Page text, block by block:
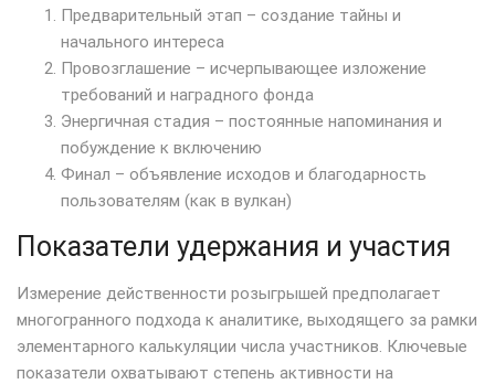
Предварительный этап – создание тайны и
начального интереса
Провозглашение – исчерпывающее изложение
требований и наградного фонда
Энергичная стадия – постоянные напоминания и
побуждение к включению
Финал – объявление исходов и благодарность
пользователям (как в вулкан)
Показатели удержания и участия
Измерение действенности розыгрышей предполагает
многогранного подхода к аналитике, выходящего за рамки
элементарного калькуляции числа участников. Ключевые
показатели охватывают степень активности на